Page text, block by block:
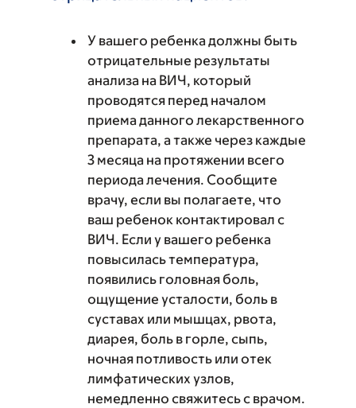
У вашего ребенка должны быть
отрицательные результаты
анализа на ВИЧ, который
проводятся перед началом
приема данного лекарственного
препарата, а также через каждые
3 месяца на протяжении всего
периода лечения. Сообщите
врачу, если вы полагаете, что
ваш ребенок контактировал с
ВИЧ. Если у вашего ребенка
повысилась температура,
появились головная боль,
ощущение усталости, боль в
суставах или мышцах, рвота,
диарея, боль в горле, сыпь,
ночная потливость или отек
лимфатических узлов,
немедленно свяжитесь с врачом.